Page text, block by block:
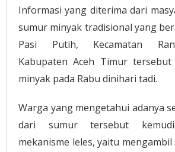
Informasi yang diterima dari
sumur minyak tradisional yang
Pasi Putih, Kecamatan
Kabupaten Aceh Timur tersebut
minyak pada Rabu dinihari tadi.
Warga yang mengetahui adanya
dari sumur tersebut
mekanisme leles, yaitu